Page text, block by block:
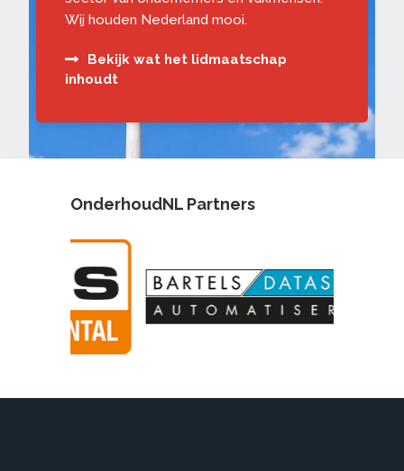
Wij houden Nederland mooi.
Bekijk wat het lidmaatschap
inhoudt
OnderhoudNL Partners